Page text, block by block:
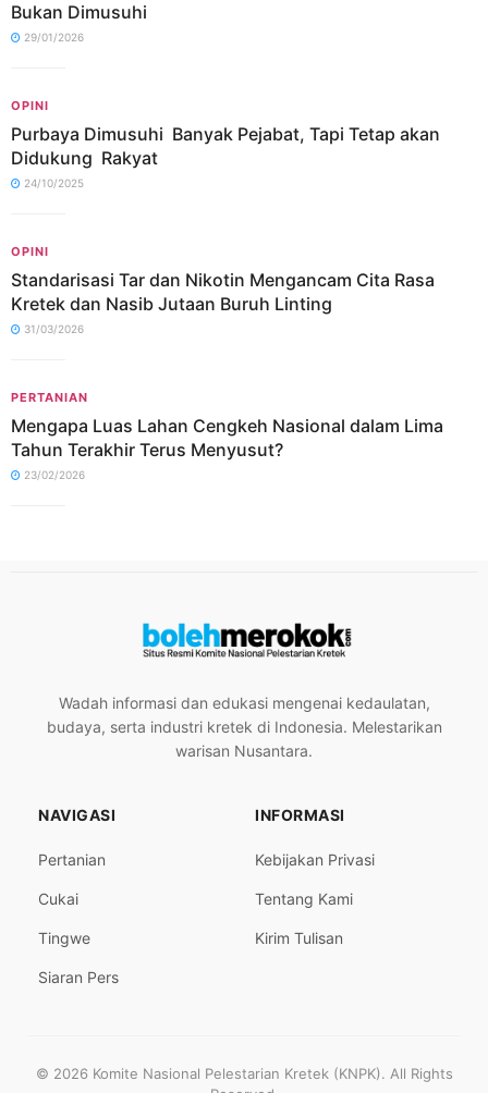
Bukan Dimusuhi
29/01/2026
OPINI
Purbaya Dimusuhi Banyak Pejabat, Tapi Tetap akan
Didukung Rakyat
24/10/2025
OPINI
Standarisasi Tar dan Nikotin Mengancam Cita Rasa
Kretek dan Nasib Jutaan Buruh Linting
31/03/2026
PERTANIAN
Mengapa Luas Lahan Cengkeh Nasional dalam Lima
Tahun Terakhir Terus Menyusut?
23/02/2026
Wadah informasi dan edukasi mengenai kedaulatan,
budaya, serta industri kretek di Indonesia. Melestarikan
warisan Nusantara.
NAVIGASI
Pertanian
Cukai
Tingwe
Siaran Pers
INFORMASI
Kebijakan Privasi
Tentang Kami
Kirim Tulisan
© 2026 Komite Nasional Pelestarian Kretek (KNPK). All Rights